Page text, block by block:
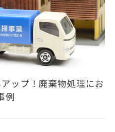
ップ！廃棄物処理にお
例